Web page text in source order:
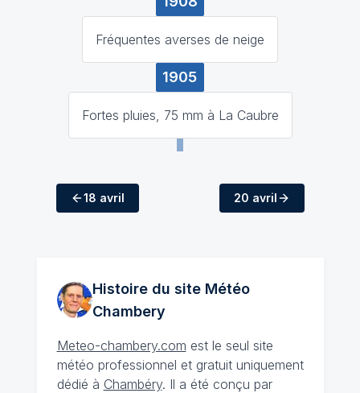
Fréquentes averses de neige
1905
Fortes pluies, 75 mm à La Caubre
18 avril 20 avril
Histoire du site Météo
Chambery
Meteo-chambery.com est le seul site
météo professionnel et gratuit uniquement
dédié à Chambéry. Il a été conçu par